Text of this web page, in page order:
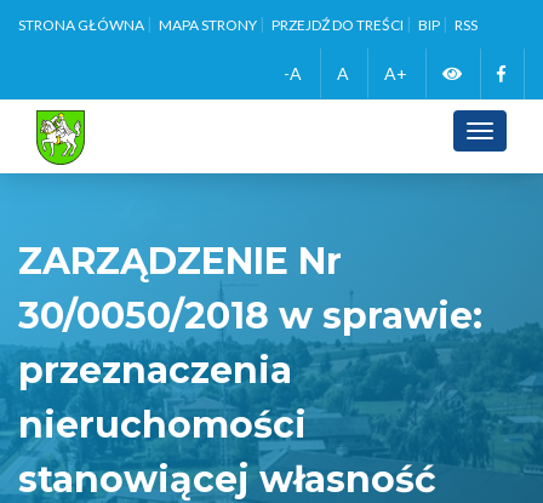
STRONA GŁÓWNA MAPA STRONY PRZEJDŹ DO TREŚCI BIP RSS
-A A A+ Zmień
wersję
Toggle
ZARZĄDZENIE Nr
30/0050/2018 w sprawie:
przeznaczenia
nieruchomości
stanowiącej własność